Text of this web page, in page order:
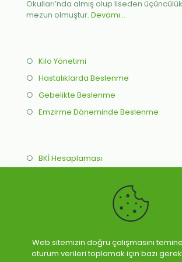
Okulları’nda almış olup liseden
mezun olmuştur. Devamı...
○ Kilo Yönetimi
○ Hastalıklarda Beslenme
○ Gebelikte Beslenme
○ Emzirme Döneminde Beslenme
○ BKİ Hesaplaması
Online Beslenme Programı
Yüz Yüze Beslenme Programı
Web sitemizin doğru çalışmasını
oturum verileri toplamak için bazı